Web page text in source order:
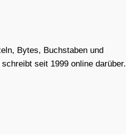
Bytes, Buchstaben und
seit 1999 online darüber.